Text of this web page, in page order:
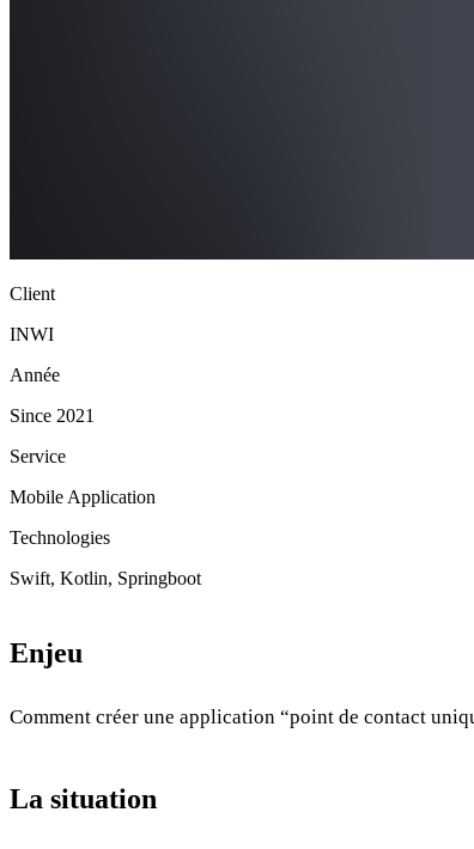
Client
INWI
Année
Since 2021
Service
Mobile Application
Technologies
Swift, Kotlin, Springboot
Enjeu
Comment créer une application “point de contact
La situation